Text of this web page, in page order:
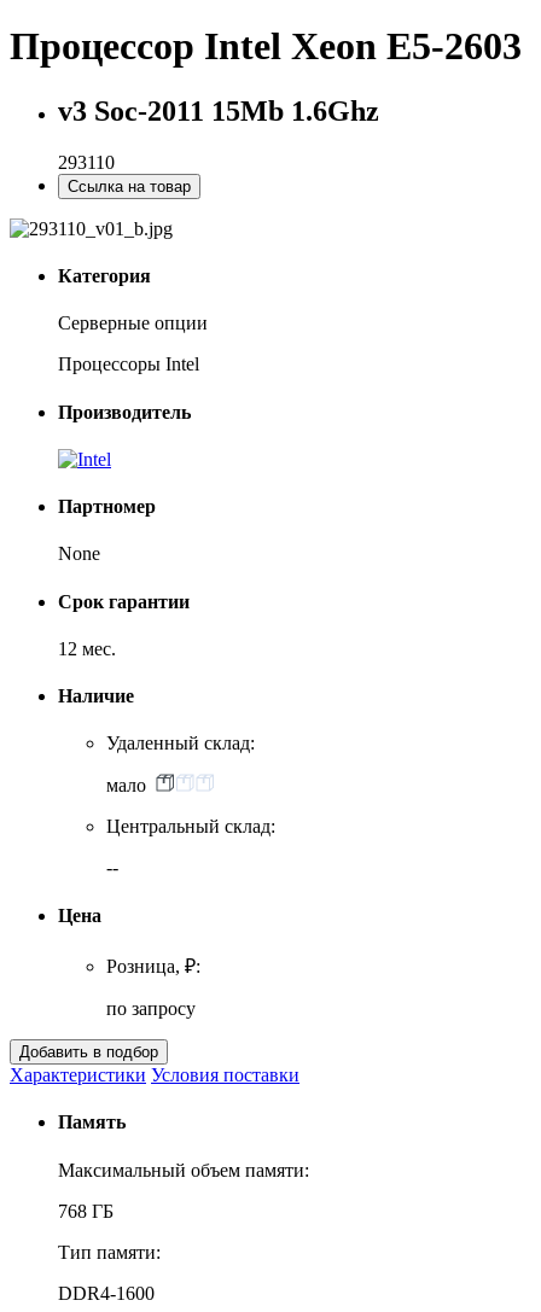
Процессор Intel Xeon E5-2603
v3 Soc-2011 15Mb 1.6Ghz
293110
Ссылка на товар
Категория
Серверные опции
Процессоры Intel
Производитель
Партномер
None
Срок гарантии
12 мес.
Наличие
Удаленный склад:
мало
Центральный склад:
--
Цена
Розница, ₽:
по запросу
Характеристики Условия поставки
Память
Максимальный объем памяти:
768 ГБ
Тип памяти:
DDR4-1600